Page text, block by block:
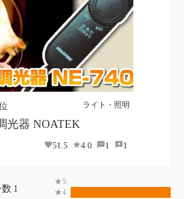
ライト・照明
光器 NOATEK
51.5 4.0 1 1
1